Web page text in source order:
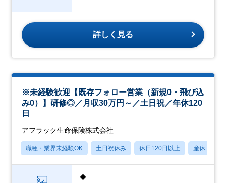
詳しく見る
※未経験歓迎【既存フォロー営業（新規0・飛び込
み0）】研修◎／月収30万円～／土日祝／年休120
日
アフラック生命保険株式会社
職種・業界未経験OK 土日祝休み 休日120日以上 産休・育休
◆